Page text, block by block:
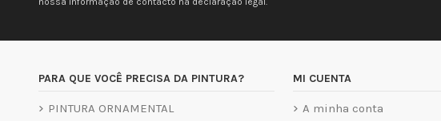
PARA QUE VOCÊ PRECISA DA PINTURA?
PINTURA ORNAMENTAL
MI CUENTA
A minha conta